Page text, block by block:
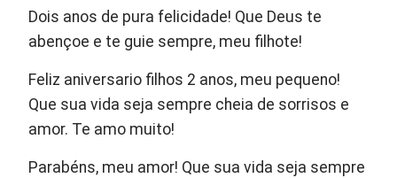
Dois anos de pura felicidade! Que Deus te
abençoe e te guie sempre, meu filhote!
Feliz aniversario filhos 2 anos, meu pequeno!
Que sua vida seja sempre cheia de sorrisos e
amor. Te amo muito!
Parabéns, meu amor! Que sua vida seja sempre